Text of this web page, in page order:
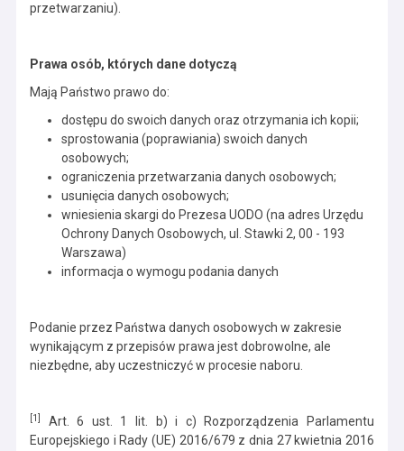
przetwarzaniu).
Prawa osób, których dane dotyczą
Mają Państwo prawo do:
dostępu do swoich danych oraz otrzymania ich kopii;
sprostowania (poprawiania) swoich danych
osobowych;
ograniczenia przetwarzania danych osobowych;
usunięcia danych osobowych;
wniesienia skargi do Prezesa UODO (na adres Urzędu
Ochrony Danych Osobowych, ul. Stawki 2, 00 - 193
Warszawa)
informacja o wymogu podania danych
Podanie przez Państwa danych osobowych w zakresie
wynikającym z przepisów prawa jest dobrowolne, ale
niezbędne, aby uczestniczyć w procesie naboru.
[1]
Art. 6 ust. 1 lit. b) i c) Rozporządzenia Parlamentu
Europejskiego i Rady (UE) 2016/679 z dnia 27 kwietnia 2016